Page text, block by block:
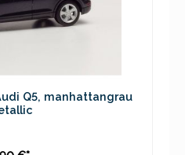
Q5, manhattangrau